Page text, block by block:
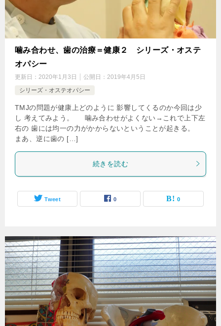
噛み合わせ、歯の治療＝健康２ シリーズ・オステ
オパシー
更新日： 2020年1月3日 公開日： 2019年4月5日
シリーズ・オステオパシー
TMJの問題が健康上どのように 影響してくるのか今回は少
し 考えてみよう。 噛み合わせがよくない→これで上下左
右の 歯には均一の力がかからないということが起きる。
まあ、逆に歯の […]
続きを読む
Tweet 0 0